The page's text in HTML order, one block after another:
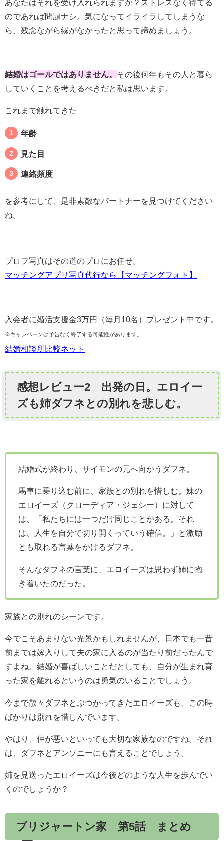
あなたはそれを受け入れられますか？ストレスなく待てる
のであれば問題ナシ。気になってイライラしてしまうな
ら、残念ながら縁がなかったと思って諦めましょう。
結婚はゴールではありません。 その後何年もその人と暮ら
していくことを考えるべきだと私は思います。
これまで触れてきた
年齢
見た目
連絡頻度
を参考にして、是非素敵なパートナーを見つけてください
ね。
プロフ写真はその道のプロにお任せ。
マッチングアプリ写真代行なら【マッチングフォト】
入会者に婚活支援金3万円（毎月10名）プレゼント中です。
※キャンペーンは予告なく終了する可能性があります。
結婚相談所比較ネット
感想レビュー2 出発の日。エロイー
ズも姉ダフネとの別れを悲しむ。
結婚式が終わり、サイモンの元へ向かうダフネ。
馬車に乗り込む前に、家族との別れを惜しむ。妹の
エロイーズ（クローディア・ジェシー）に対して
は、「私たちには一つだけ同じことがある。それ
は、人生を自分で切り開くっていう確信。」と激励
とも取れる言葉をかけるダフネ。
そんなダフネの言葉に、エロイーズは思わず姉に抱
き着いたのだった。
家族との別れのシーンです。
今でこそあまりない光景かもしれませんが、日本でも一昔
前までは嫁入りして夫の家に入るのが当たり前だったんで
すよね。結婚が喜ばしいことだとしても、自分が生まれ育
った家を離れるというのは勇気のいることでしょう。
今まで散々ダフネとぶつかってきたエロイーズも、この時
ばかりは別れを惜しんでいます。
やはり、仲が悪いといっても大切な家族なのですね。それ
は、ダフネとアンソニーにも言えることでしょう。
姉を見送ったエロイーズは今後どのような人生を歩んでい
くのでしょうか？
ブリジャートン家 第5話 まとめ